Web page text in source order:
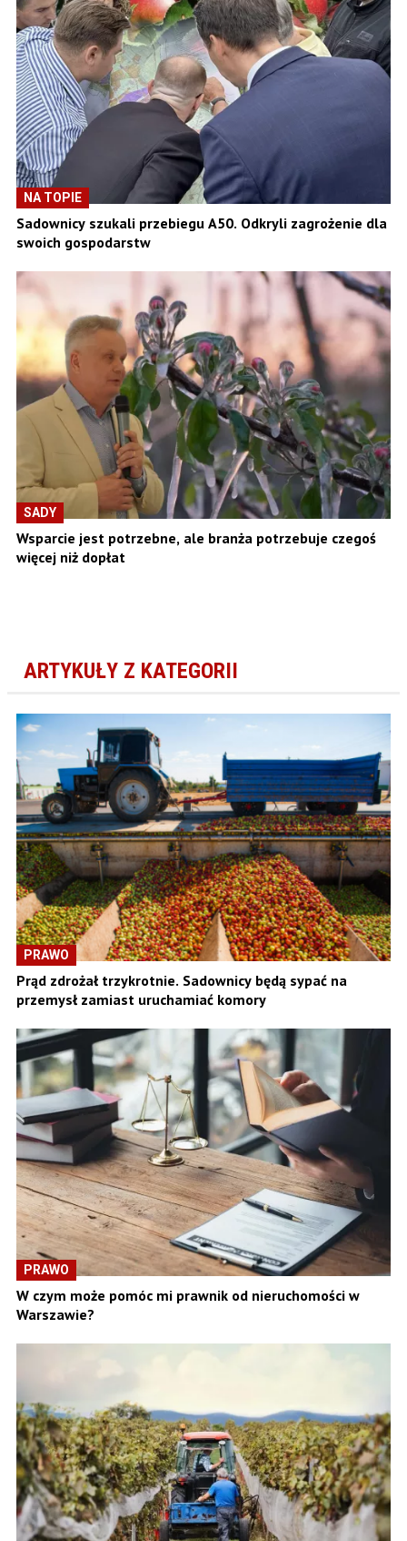
NA TOPIE
Sadownicy szukali przebiegu A50. Odkryli zagrożenie dla
swoich gospodarstw
SADY
Wsparcie jest potrzebne, ale branża potrzebuje czegoś
więcej niż dopłat
ARTYKUŁY Z KATEGORII
PRAWO
Prąd zdrożał trzykrotnie. Sadownicy będą sypać na
przemysł zamiast uruchamiać komory
PRAWO
W czym może pomóc mi prawnik od nieruchomości w
Warszawie?